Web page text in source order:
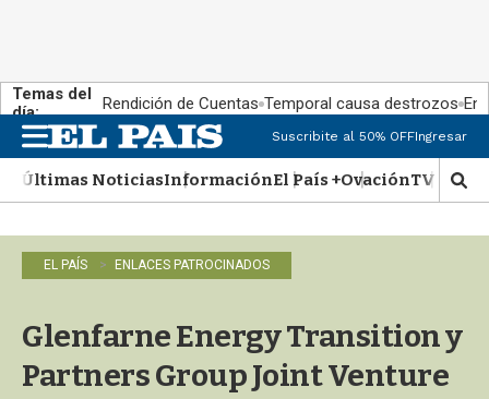
Temas del
día:
Rendición de Cuentas Temporal causa destrozos En
n
u
Suscribite al 50% OFFIngresar
Últimas NoticiasInformaciónEl País +OvaciónTV Show
M
o
s
b
EL PAÍS ENLACES PATROCINADOS
Glenfarne Energy Transition y
Partners Group Joint Venture